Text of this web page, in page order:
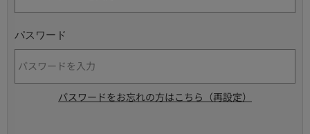
パスワード
パスワードをお忘れの方はこちら（再設定）